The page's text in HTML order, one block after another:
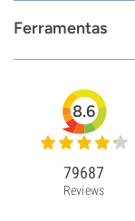
Ferramentas
8.6
79687
Reviews